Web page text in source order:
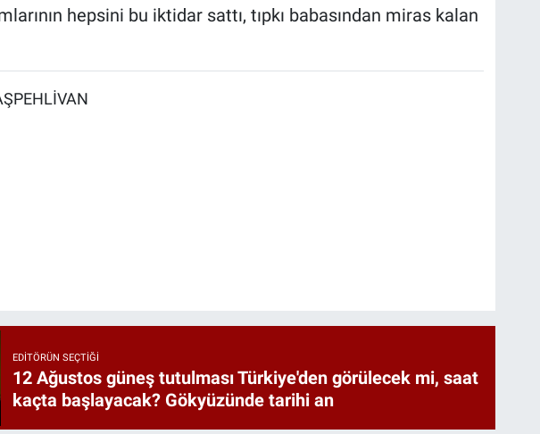
hepsini bu iktidar sattı, tıpkı babasından miras kalan
EDITÖRÜN SEÇTIĞI
12 Ağustos güneş tutulması Türkiye'den görülecek mi, saat
kaçta başlayacak? Gökyüzünde tarihi an